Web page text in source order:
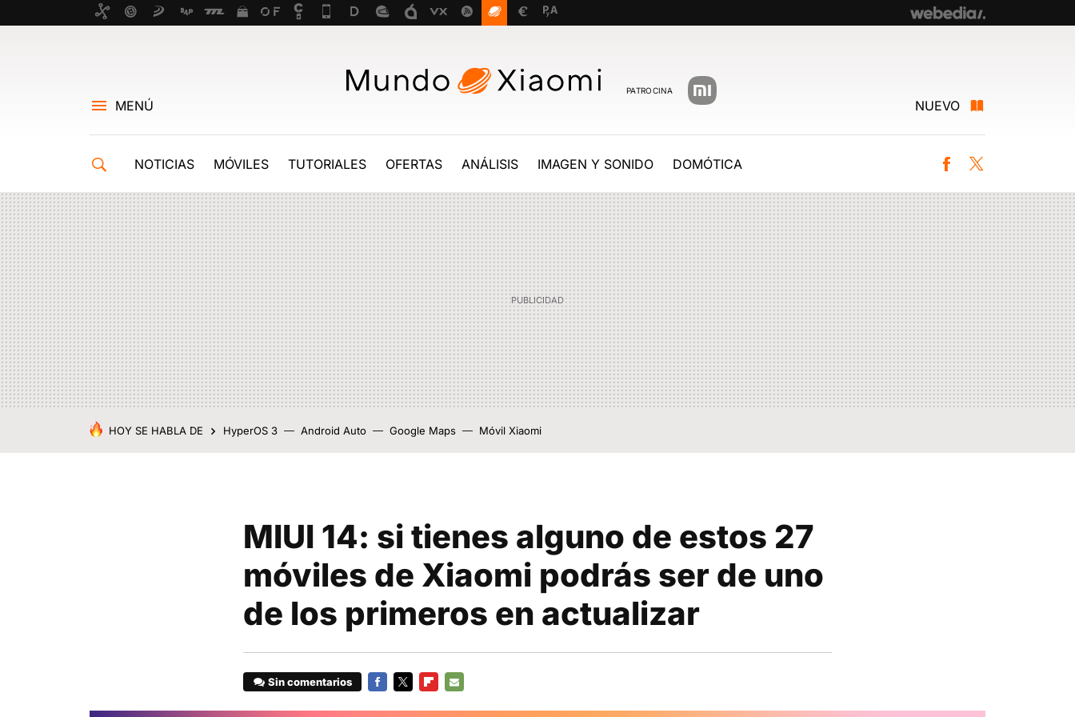
PATROCINA
MENÚ NUEVO
NOTICIAS MÓVILES TUTORIALES OFERTAS ANÁLISIS IMAGEN Y SONIDO DOMÓTICA Facebook
HOY SE HABLA DE HyperOS 3 Android Auto Google Maps Móvil Xiaomi
MIUI 14: si tienes alguno de estos 27
móviles de Xiaomi podrás ser de uno
de los primeros en actualizar
Sin comentarios